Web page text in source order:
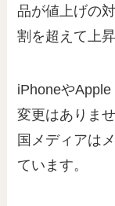
品が値上げの
割を超えて上
iPhoneや
変更はありま
国メディアは
ています。